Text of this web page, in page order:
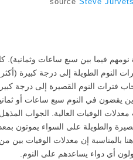
نومهم فيما بين سبع ساعات وثمانية).
النوم الطويلة إلى درجة كبيرة
فترات النوم القصيرة إلى درجة
يقضون في النوم سبع ساعات أو
الوفيات العالية. الجواب
والطويلة على السواء يموتون
بالمناسبة إن معدلات الوفيات بين
أي دواء يساعدهم على النوم.